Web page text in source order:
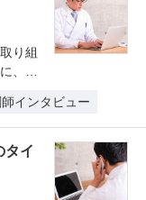
り組
、
インタビュー
タイ